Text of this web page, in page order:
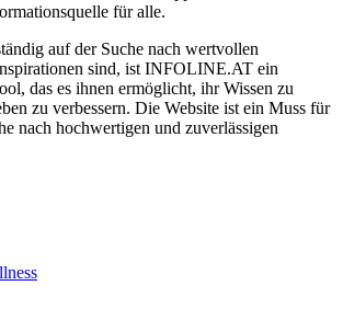
für alle.
auf der Suche nach wertvollen
sind, ist INFOLINE.AT ein
das es ihnen ermöglicht, ihr Wissen zu
zu verbessern. Die Website ist ein Muss für
nach hochwertigen und zuverlässigen